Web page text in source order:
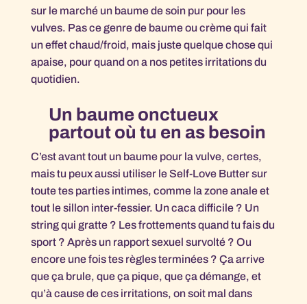
sur le marché un baume de soin pur pour les
vulves. Pas ce genre de baume ou crème qui fait
un effet chaud/froid, mais juste quelque chose qui
apaise, pour quand on a nos petites irritations du
quotidien.
Un baume onctueux
partout où tu en as besoin
C’est avant tout un baume pour la vulve, certes,
mais tu peux aussi utiliser le Self-Love Butter sur
toute tes parties intimes, comme la zone anale et
tout le sillon inter-fessier. Un caca difficile ? Un
string qui gratte ? Les frottements quand tu fais du
sport ? Après un rapport sexuel survolté ? Ou
encore une fois tes règles terminées ? Ça arrive
que ça brule, que ça pique, que ça démange, et
qu’à cause de ces irritations, on soit mal dans